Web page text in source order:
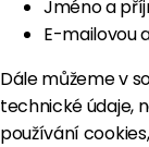
Jméno a
E-mailovou
Dále můžeme v
technické údaje,
používání